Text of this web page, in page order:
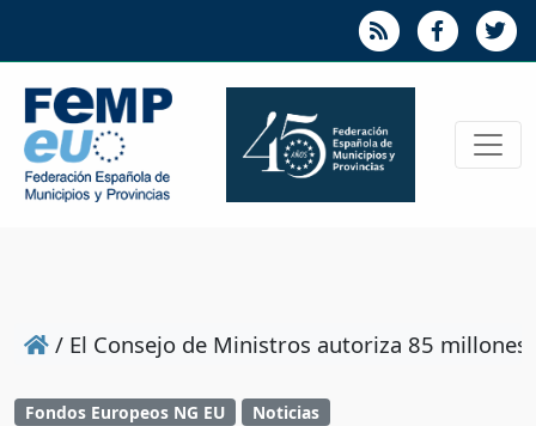
/ El Consejo de Ministros autoriza 85
Fondos Europeos NG EU Noticias